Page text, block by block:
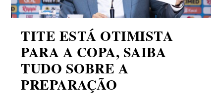
TITE ESTÁ OTIMISTA
PARA A COPA, SAIBA
TUDO SOBRE A
PREPARAÇÃO